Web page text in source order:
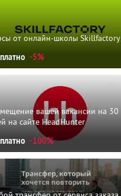
от онлайн-школы Skillfactory
-5%
вашей вакансии на 30
на сайте HeadHunter
-100%